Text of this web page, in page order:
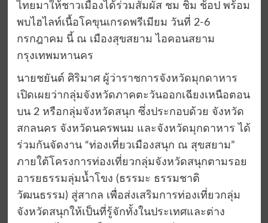
ไทยมาให้ชาวเมืองได้ร่วมสัมผัส ชม ชิม ช้อป พร้อม
พบไฮไลท์เนื้อโคขุนเกรดพรีเมียม วันที่ 2-6
กรกฎาคม นี้ ณ เมืองสุขสยาม ไอคอนสยาม
กรุงเทพมหานคร
นายชยันต์ ศิริมาศ ผู้ว่าราชการจังหวัดมุกดาหาร
เปิดเผยว่ากลุ่มจังหวัดภาคตะวันออกเฉียงเหนือตอน
บน 2 หรือกลุ่มจังหวัดสนุก ซึ่งประกอบด้วย จังหวัด
สกลนคร จังหวัดนครพนม และจังหวัดมุกดาหาร ได้
ร่วมกันจัดงาน “ท่องเที่ยวเมืองสนุก ณ สุขสยาม”
ภายใต้โครงการท่องเที่ยวกลุ่มจังหวัดสนุกตามรอย
อารยธรรมลุ่มน้ำโขง (ธรรมะ ธรรมชาติ
วัฒนธรรม) สู่สากล เพื่อส่งเสริมการท่องเที่ยวกลุ่ม
จังหวัดสนุกให้เป็นที่รู้จักทั้งในประเทศและต่าง